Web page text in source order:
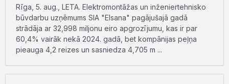
Rīga, 5. aug., LETA. Elektromontāžas un inženiertehnisko
būvdarbu uzņēmums SIA "Elsana" pagājušajā gadā
strādāja ar 32,998 miljonu eiro apgrozījumu, kas ir par
60,4% vairāk nekā 2024. gadā, bet kompānijas peļņa
pieauga 4,2 reizes un sasniedza 4,705 m ...